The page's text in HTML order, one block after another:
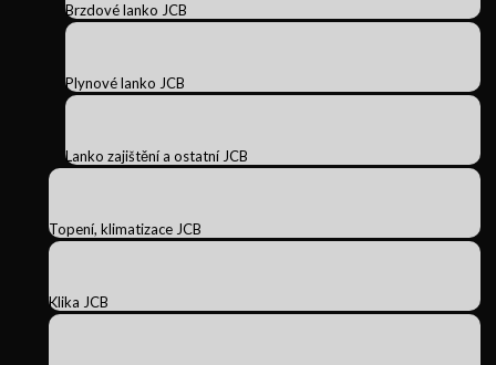
Brzdové lanko JCB
Plynové lanko JCB
Lanko zajištění a ostatní JCB
Topení, klimatizace JCB
Klika JCB